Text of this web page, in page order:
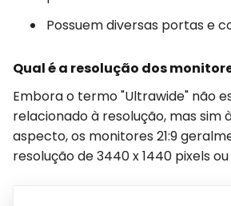
Possuem diversas portas e
Qual é a resolução dos
Embora o termo "Ultrawide" não
relacionado à resolução, mas sim
aspecto, os monitores 21:9
resolução de 3440 x 1440 pixels ou